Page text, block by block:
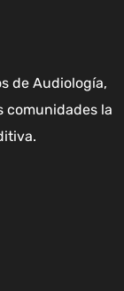
de Audiología,
comunidades la